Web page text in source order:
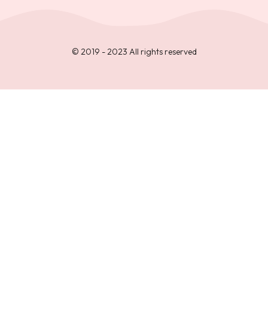
© 2019 - 2023 All rights reserved